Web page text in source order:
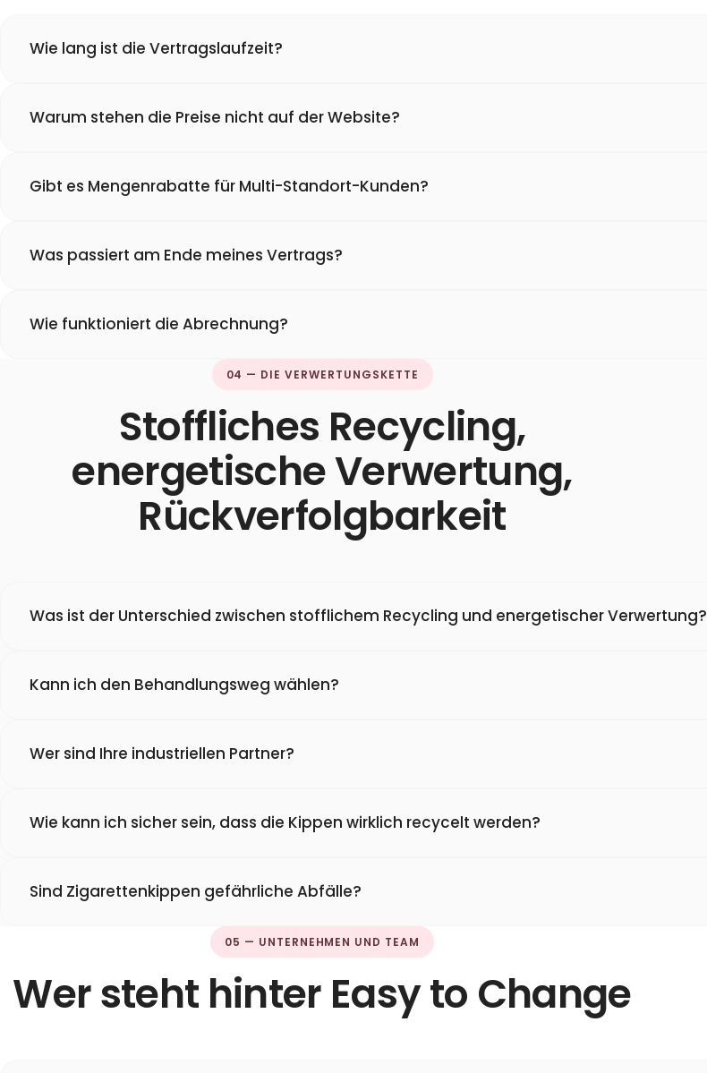
Wie lang ist die Vertragslaufzeit?
Warum stehen die Preise nicht auf der Website?
Gibt es Mengenrabatte für Multi-Standort-Kunden?
Was passiert am Ende meines Vertrags?
Wie funktioniert die Abrechnung?
04 — DIE VERWERTUNGSKETTE
Stoffliches Recycling,
energetische Verwertung,
Rückverfolgbarkeit
Was ist der Unterschied zwischen stofflichem Recycling und energetischer Verwertung?
Kann ich den Behandlungsweg wählen?
Wer sind Ihre industriellen Partner?
Wie kann ich sicher sein, dass die Kippen wirklich recycelt werden?
Sind Zigarettenkippen gefährliche Abfälle?
05 — UNTERNEHMEN UND TEAM
Wer steht hinter Easy to Change